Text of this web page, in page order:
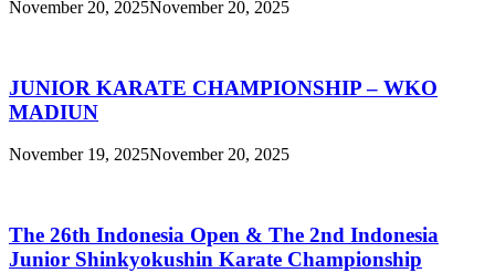
November 20, 2025November 20, 2025
JUNIOR KARATE CHAMPIONSHIP – WKO
MADIUN
November 19, 2025November 20, 2025
The 26th Indonesia Open & The 2nd Indonesia
Junior Shinkyokushin Karate Championship